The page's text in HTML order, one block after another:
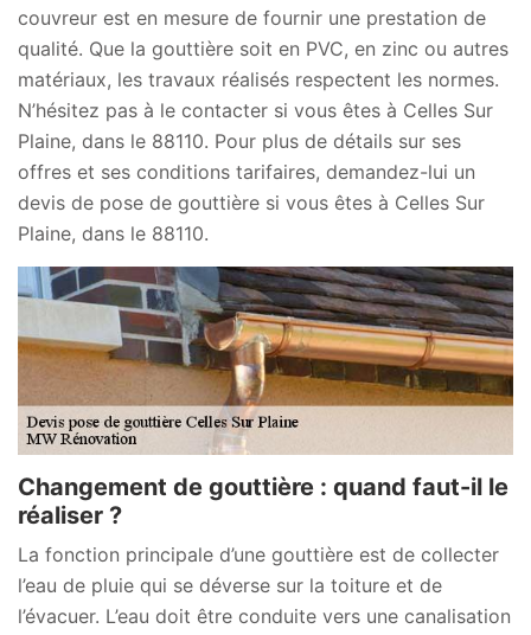
couvreur est en mesure de fournir une prestation de
qualité. Que la gouttière soit en PVC, en zinc ou autres
matériaux, les travaux réalisés respectent les normes.
N’hésitez pas à le contacter si vous êtes à Celles Sur
Plaine, dans le 88110. Pour plus de détails sur ses
offres et ses conditions tarifaires, demandez-lui un
devis de pose de gouttière si vous êtes à Celles Sur
Plaine, dans le 88110.
Changement de gouttière : quand faut-il le
réaliser ?
La fonction principale d’une gouttière est de collecter
l’eau de pluie qui se déverse sur la toiture et de
l’évacuer. L’eau doit être conduite vers une canalisation